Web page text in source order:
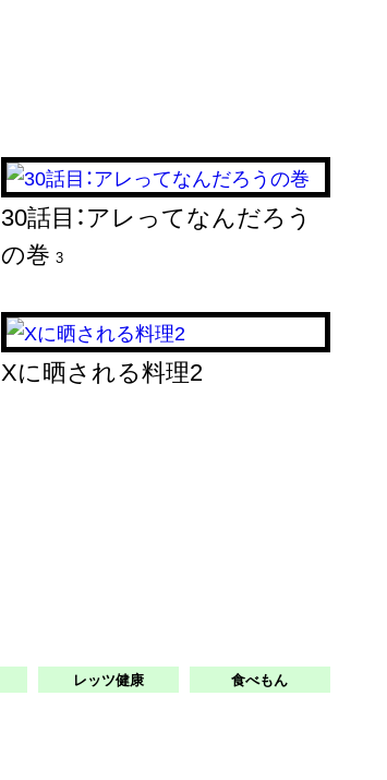
30話目：アレってなんだろう
の巻 3
Xに晒される料理2
レッツ健康 食べもん